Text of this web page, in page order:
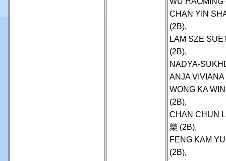
CHAN YIN
(2B),
LAM SZE
(2B),
NADYA-
ANJA VIVIANA
WONG KA
(2B),
CHAN CHUN
樂 (2B),
FENG KAM
(2B),